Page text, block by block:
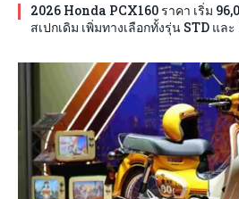
2026 Honda PCX160 ราคา เริ่ม
สเปกเดิม เพิ่มทางเลือกทั้งรุ่น STD แล